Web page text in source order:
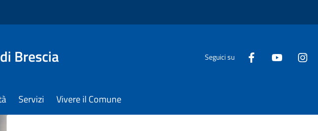
Brescia Seguici su
Servizi Vivere il Comune